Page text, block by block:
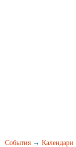
События → Календари